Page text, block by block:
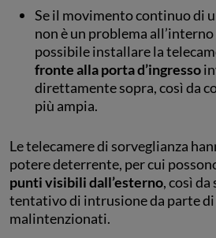
Se il movimento continuo di
non è un problema
possibile installare la
fronte alla porta d’ingresso
direttamente sopra, così da
più ampia.
Le telecamere di sorveglianza
potere deterrente, per cui
punti visibili dall’esterno, così da
tentativo di intrusione da parte
malintenzionati.